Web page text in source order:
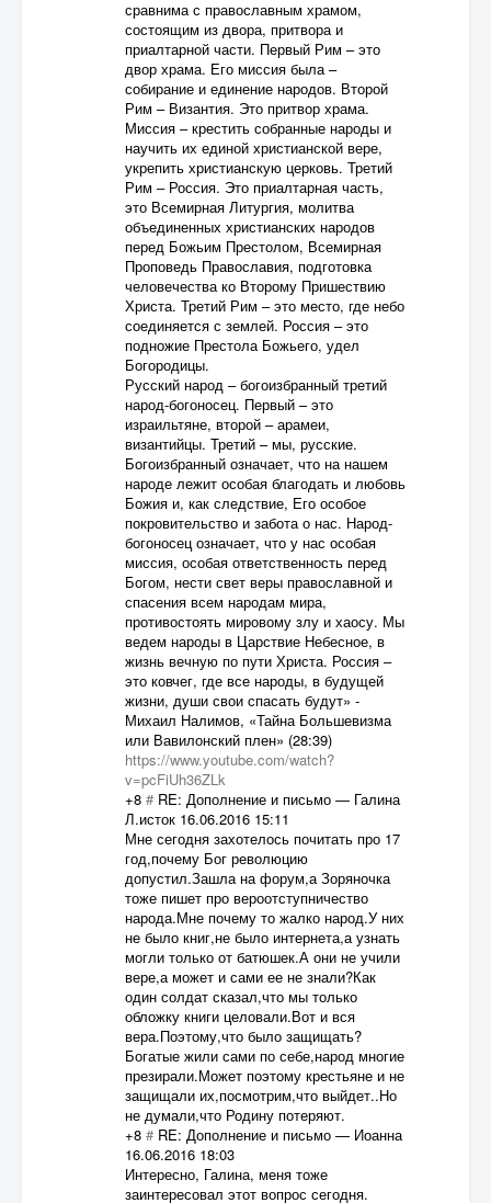
сравнима с православным храмом,
состоящим из двора, притвора и
приалтарной части. Первый Рим – это
двор храма. Его миссия была –
собирание и единение народов. Второй
Рим – Византия. Это притвор храма.
Миссия – крестить собранные народы и
научить их единой христианской вере,
укрепить христианскую церковь. Третий
Рим – Россия. Это приалтарная часть,
это Всемирная Литургия, молитва
объединенных христианских народов
перед Божьим Престолом, Всемирная
Проповедь Православия, подготовка
человечества ко Второму Пришествию
Христа. Третий Рим – это место, где небо
соединяется с землей. Россия – это
подножие Престола Божьего, удел
Богородицы.
Русский народ – богоизбранный третий
народ-богоносец. Первый – это
израильтяне, второй – арамеи,
византийцы. Третий – мы, русские.
Богоизбранный означает, что на нашем
народе лежит особая благодать и любовь
Божия и, как следствие, Его особое
покровительство и забота о нас. Народ-
богоносец означает, что у нас особая
миссия, особая ответственность перед
Богом, нести свет веры православной и
спасения всем народам мира,
противостоять мировому злу и хаосу. Мы
ведем народы в Царствие Небесное, в
жизнь вечную по пути Христа. Россия –
это ковчег, где все народы, в будущей
жизни, души свои спасать будут» -
Михаил Налимов, «Тайна Большевизма
или Вавилонский плен» (28:39)
https://www.youtube.com/watch?
v=pcFiUh36ZLk
+8 # RE: Дополнение и письмо— Галина
Л.исток 16.06.2016 15:11
Мне сегодня захотелось почитать про 17
год,почему Бог революцию
допустил.Зашла на форум,а Зоряночка
тоже пишет про вероотступничество
народа.Мне почему то жалко народ.У них
не было книг,не было интернета,а узнать
могли только от батюшек.А они не учили
вере,а может и сами ее не знали?Как
один солдат сказал,что мы только
обложку книги целовали.Вот и вся
вера.Поэтому,что было защищать?
Богатые жили сами по себе,народ многие
презирали.Может поэтому крестьяне и не
защищали их,посмотрим,что выйдет..Но
не думали,что Родину потеряют.
+8 # RE: Дополнение и письмо— Иоанна
16.06.2016 18:03
Интересно, Галина, меня тоже
заинтересовал этот вопрос сегодня.